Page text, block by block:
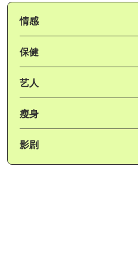
情感
保健
艺人
瘦身
影剧